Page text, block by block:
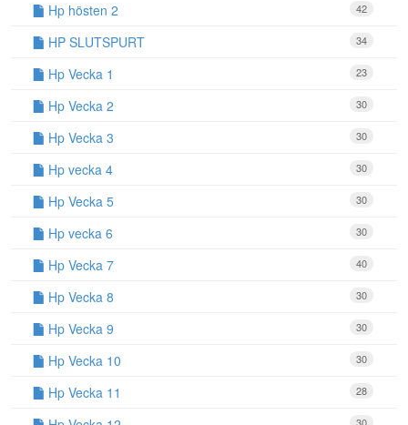
42
Hp hösten 2
34
HP SLUTSPURT
23
Hp Vecka 1
30
Hp Vecka 2
30
Hp Vecka 3
30
Hp vecka 4
30
Hp Vecka 5
30
Hp vecka 6
40
Hp Vecka 7
30
Hp Vecka 8
30
Hp Vecka 9
30
Hp Vecka 10
28
Hp Vecka 11